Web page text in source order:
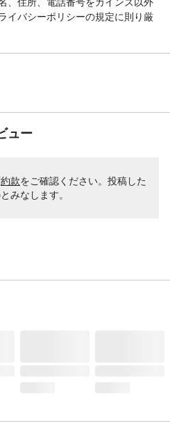
イバシーポリシーの規定に則り厳
ュー
約款をご確認ください。投稿した
みなします。